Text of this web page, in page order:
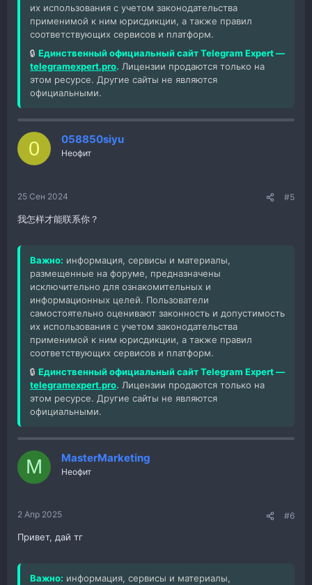
их использования с учетом законодательства
применимой к ним юрисдикции, а также правил
соответствующих сервисов и платформ.
🔒 Единственный официальный сайт Telegram Expert —
telegramexpert.pro. Лицензии продаются только на
этом ресурсе. Другие сайты не являются
официальными.
0 058850siyu
Неофит
25 Сен 2024 #5
我怎样才能联系你？
Важно: информация, сервисы и материалы,
размещенные на форуме, предназначены
исключительно для ознакомительных и
информационных целей. Пользователи
самостоятельно оценивают законность и допустимость
их использования с учетом законодательства
применимой к ним юрисдикции, а также правил
соответствующих сервисов и платформ.
🔒 Единственный официальный сайт Telegram Expert —
telegramexpert.pro. Лицензии продаются только на
этом ресурсе. Другие сайты не являются
официальными.
M MasterMarketing
Неофит
2 Апр 2025 #6
Привет, дай тг
Важно: информация, сервисы и материалы,